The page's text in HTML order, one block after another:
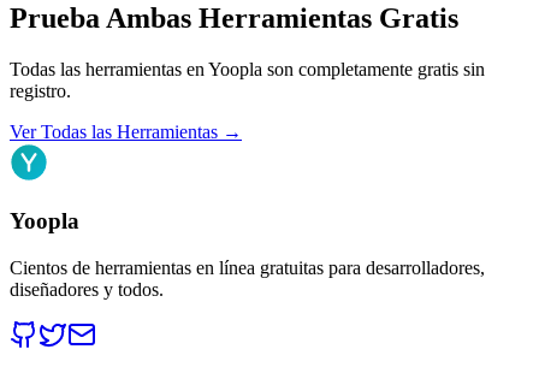
Prueba Ambas Herramientas Gratis
Todas las herramientas en Yoopla son completamente gratis sin
registro.
Ver Todas las Herramientas →
Yoopla
Cientos de herramientas en línea gratuitas para desarrolladores,
diseñadores y todos.